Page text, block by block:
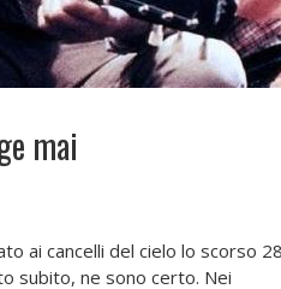
mai
ai cancelli del cielo lo scorso 28
subito, ne sono certo. Nei